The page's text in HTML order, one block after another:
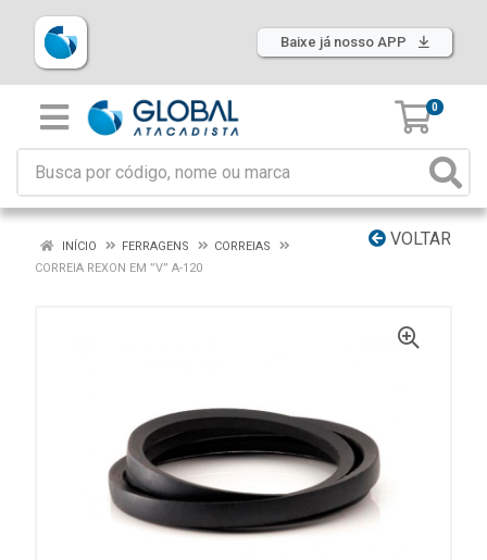
Baixe já nosso APP
0
VOLTAR
INÍCIO FERRAGENS
CORREIAS
CORREIA REXON EM ”V” A-120